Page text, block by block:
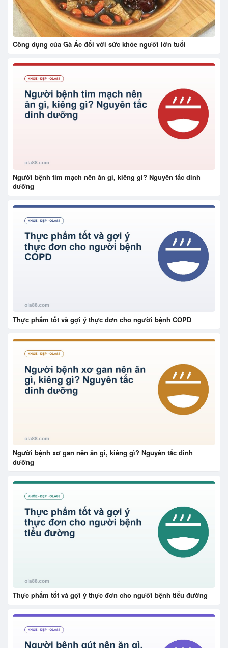
Công dụng của Gà Ác đối với sức khỏe người lớn tuổi
Người bệnh tim mạch nên ăn gì, kiêng gì? Nguyên tắc dinh
dưỡng
Thực phẩm tốt và gợi ý thực đơn cho người bệnh COPD
Người bệnh xơ gan nên ăn gì, kiêng gì? Nguyên tắc dinh
dưỡng
Thực phẩm tốt và gợi ý thực đơn cho người bệnh tiểu đường